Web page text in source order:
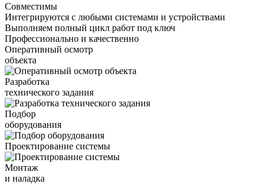
Совместимы
Интегрируются с любыми системами и устройствами
Выполняем полный цикл работ под ключ
Профессионально и качественно
Оперативный осмотр
объекта
Разработка
технического задания
Подбор
оборудования
Проектирование системы
Монтаж
и наладка